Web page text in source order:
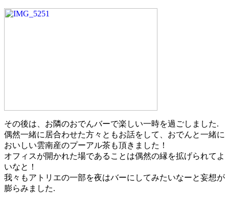
その後は、お隣のおでんバーで楽しい一時を過ごしました.
偶然一緒に居合わせた方々ともお話をして、おでんと一緒に
おいしい雲南産のプーアル茶も頂きました！
オフィスが開かれた場であることは偶然の縁を拡げられてよ
いなと！
我々もアトリエの一部を夜はバーにしてみたいなーと妄想が
膨らみました.